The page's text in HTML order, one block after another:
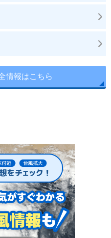
情報はこちら